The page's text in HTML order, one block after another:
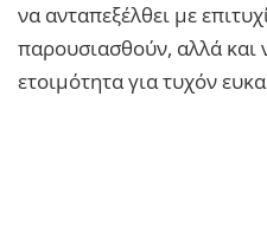
να ανταπεξέλθει με
παρουσιασθούν, αλλά και
ετοιμότητα για τυχόν